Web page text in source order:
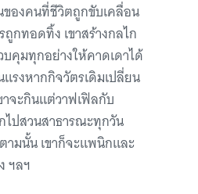
ของคนที่ชีวิตถูกขับเคลื่อน
กทอดทิ้ง เขาสร้างกลไก
คุมทุกอย่างให้คาดเดาได้
รงหากกิจวัตรเดิมเปลี่ยน
าจะกินแต่วาฟเฟิลกับ
ไปสวนสาธารณะทุกวัน
มนั้น เขาก็จะแพนิกและ
ฯลฯ